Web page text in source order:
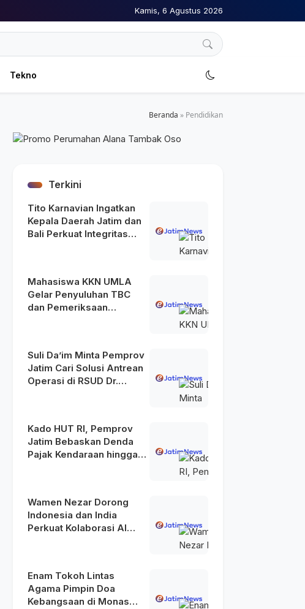
Kamis, 6 Agustus 2026
Tekno
Beranda » Pendidikan
Terkini
Tito Karnavian Ingatkan
Kepala Daerah Jatim dan
Bali Perkuat Integritas
Mahasiswa KKN UMLA
Gelar Penyuluhan TBC
dan Pemeriksaan
Suli Da’im Minta Pemprov
Jatim Cari Solusi Antrean
Operasi di RSUD Dr.
Kado HUT RI, Pemprov
Jatim Bebaskan Denda
Pajak Kendaraan hingga
Wamen Nezar Dorong
Indonesia dan India
Perkuat Kolaborasi AI
Enam Tokoh Lintas
Agama Pimpin Doa
Kebangsaan di Monas